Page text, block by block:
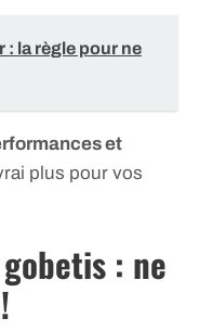
: la règle pour ne
et
plus pour vos
: ne